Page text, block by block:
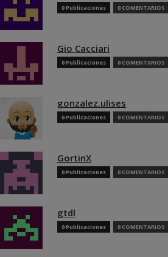
0 Publicaciones 0 COMENTARIOS
Gio Cacciari
0 Publicaciones 0 COMENTARIOS
gonzalez.ulises
0 Publicaciones 0 COMENTARIOS
GortinX
0 Publicaciones 0 COMENTARIOS
gtdl
0 Publicaciones 0 COMENTARIOS